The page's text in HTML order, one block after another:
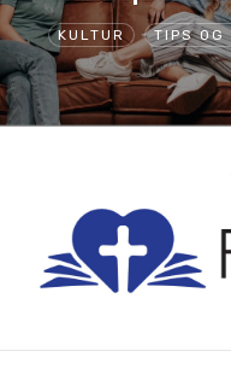
KULTUR TIPS OG